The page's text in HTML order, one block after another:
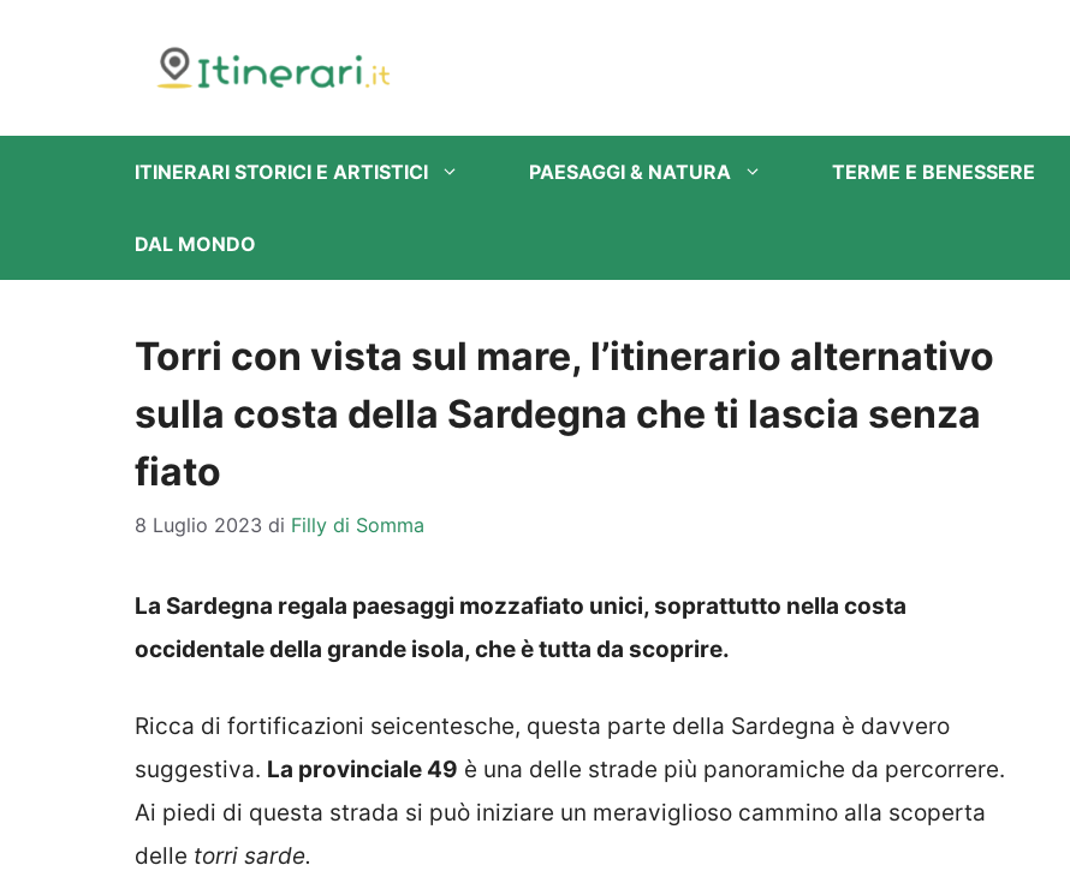
ITINERARI STORICI E ARTISTICI PAESAGGI & NATURA TERME E BENESSERE
DAL MONDO
Torri con vista sul mare, l’itinerario alternativo
sulla costa della Sardegna che ti lascia senza
fiato
8 Luglio 2023 di Filly di Somma
La Sardegna regala paesaggi mozzafiato unici, soprattutto nella costa
occidentale della grande isola, che è tutta da scoprire.
Ricca di fortificazioni seicentesche, questa parte della Sardegna è davvero
suggestiva. La provinciale 49 è una delle strade più panoramiche da percorrere.
Ai piedi di questa strada si può iniziare un meraviglioso cammino alla scoperta
delle torri sarde.